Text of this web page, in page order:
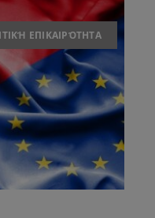
ΕΠΙΚΑΙΡΌΤΗΤΑ